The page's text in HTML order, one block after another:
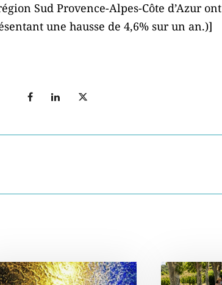
Sud Provence-Alpes-Côte d’Azur ont
une hausse de 4,6% sur un an.)]